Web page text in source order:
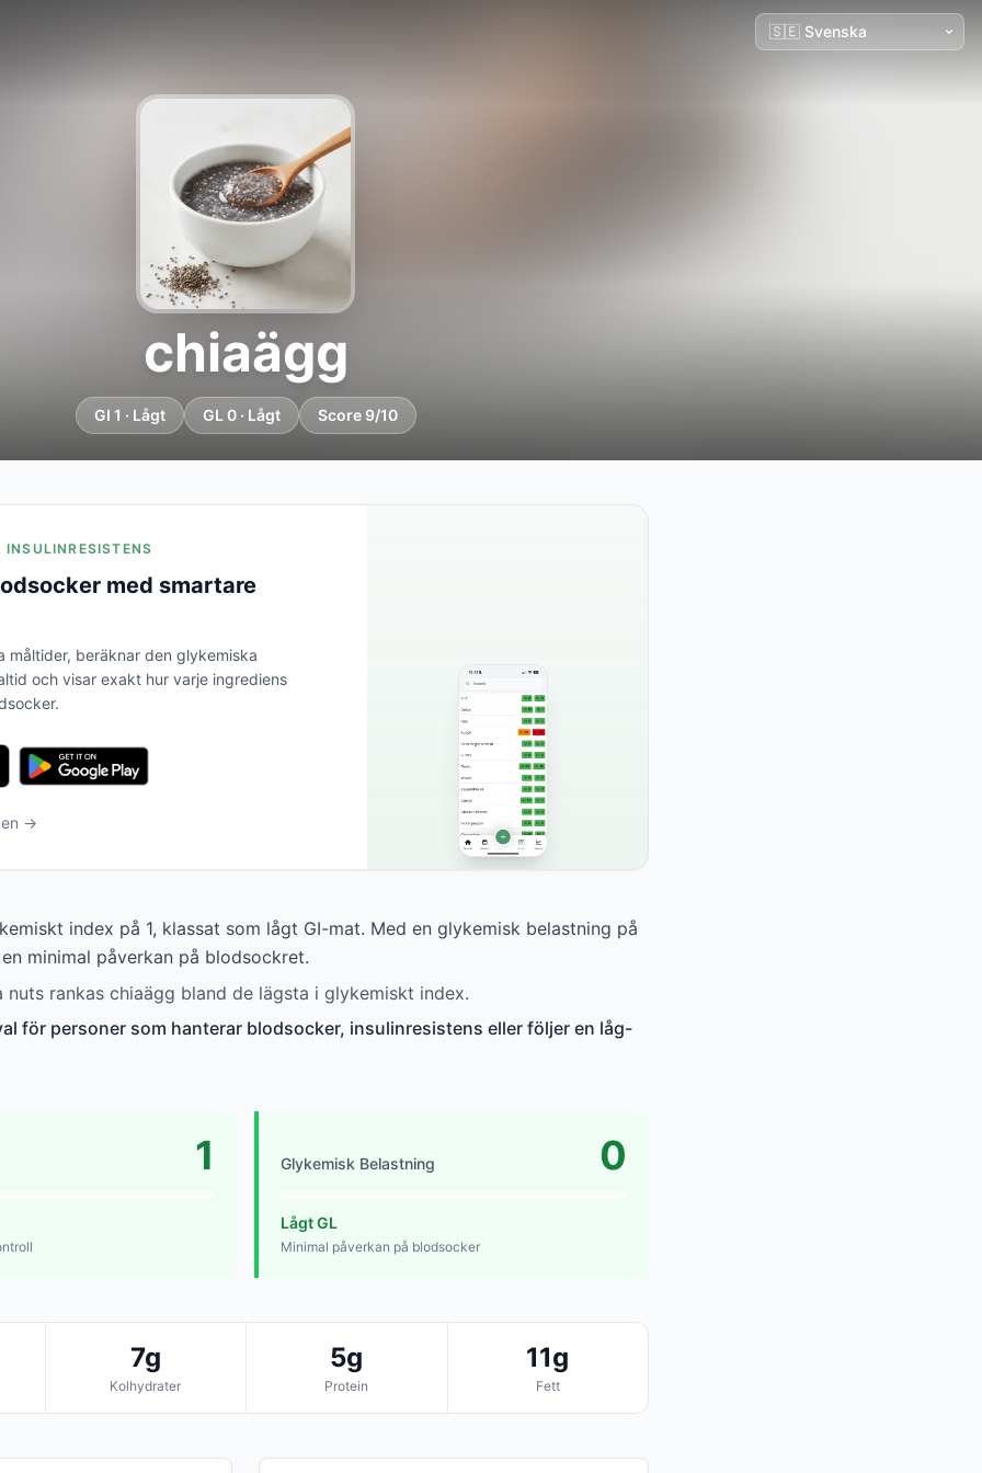
chiaägg
GI 1 · Lågt GL 0 · Lågt Score 9/10
INSULINRESISTENS
med smartare
måltider, beräknar den glykemiska
och visar exakt hur varje ingrediens
→
index på 1, klassat som lågt GI-mat. Med en glykemisk belastning på
minimal påverkan på blodsockret.
rankas chiaägg bland de lägsta i glykemiskt index.
för personer som hanterar blodsocker, insulinresistens eller följer en låg-
1 Glykemisk Belastning 0
Lågt GL
Minimal påverkan på blodsocker
7g
Kolhydrater
5g
Protein
11g
Fett